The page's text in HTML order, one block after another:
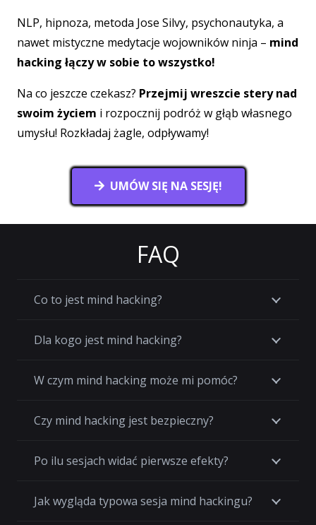
NLP, hipnoza, metoda Jose Silvy, psychonautyka, a
nawet mistyczne medytacje wojowników ninja – mind
hacking łączy w sobie to wszystko!
Na co jeszcze czekasz? Przejmij wreszcie stery nad
swoim życiem i rozpocznij podróż w głąb własnego
umysłu! Rozkładaj żagle, odpływamy!
UMÓW SIĘ NA SESJĘ!
FAQ
Co to jest mind hacking?
Dla kogo jest mind hacking?
W czym mind hacking może mi pomóc?
Czy mind hacking jest bezpieczny?
Po ilu sesjach widać pierwsze efekty?
Jak wygląda typowa sesja mind hackingu?